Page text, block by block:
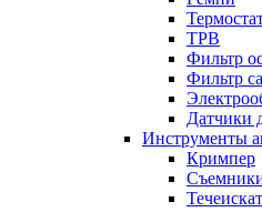
ТРВ
Фильтр
Фильтр
Датчики
Инструменты
Кримпер